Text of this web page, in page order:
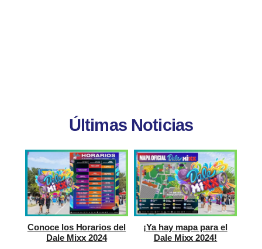
Últimas Noticias
Conoce los Horarios del
Dale Mixx 2024
¡Ya hay mapa para el
Dale Mixx 2024!